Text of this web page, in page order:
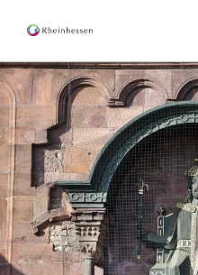
Wein
Aktiv
Kultur